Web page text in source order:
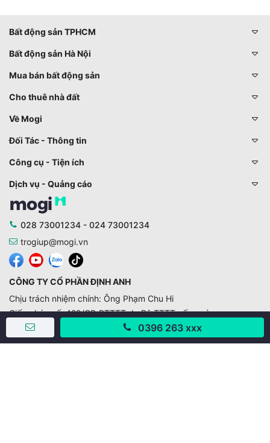
0396 263 xxx
Bất động sản TPHCM
Bất động sản Hà Nội
Mua bán bất động sản
Cho thuê nhà đất
Về Mogi
Đối Tác - Thông tin
Công cụ - Tiện ích
Dịch vụ - Quảng cáo
028 73001234 - 024 73001234
trogiup@mogi.vn
CÔNG TY CỔ PHẦN ĐỊNH ANH
Chịu trách nhiệm chính: Ông Phạm Chu Hi
Giấy phép số: 429/GP-BTTTT do Bộ TTTT cấp ngày
11/10/2019
Trụ sở chính: